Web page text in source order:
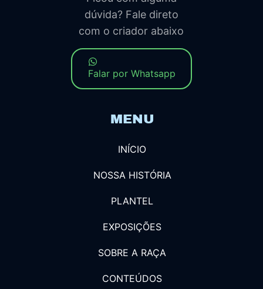
dúvida? Fale direto
com o criador abaixo
Falar por Whatsapp
MENU
INÍCIO
NOSSA HISTÓRIA
PLANTEL
EXPOSIÇÕES
SOBRE A RAÇA
CONTEÚDOS